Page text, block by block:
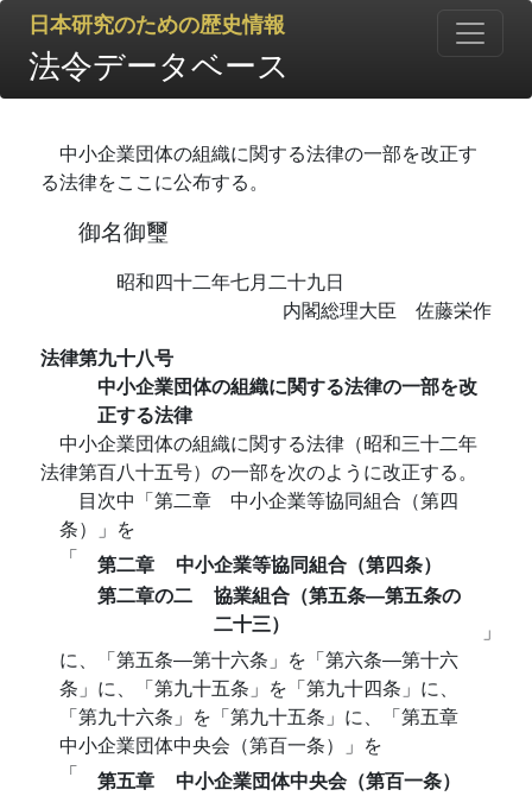
日本研究のための歴史情報
法令データベース
中小企業団体の組織に関する法律の一部を改正す
る法律をここに公布する。
御名御璽
昭和四十二年七月二十九日
内閣総理大臣 佐藤栄作
法律第九十八号
中小企業団体の組織に関する法律の一部を改
正する法律
中小企業団体の組織に関する法律（昭和三十二年
法律第百八十五号）の一部を次のように改正する。
目次中「第二章 中小企業等協同組合（第四
条）」を
「
第二章
中小企業等協同組合（第四条）
第二章の二
協業組合（第五条―第五条の
二十三）
」
に、「第五条―第十六条」を「第六条―第十六
条」に、「第九十五条」を「第九十四条」に、
「第九十六条」を「第九十五条」に、「第五章
中小企業団体中央会（第百一条）」を
「
第五章
中小企業団体中央会（第百一条）